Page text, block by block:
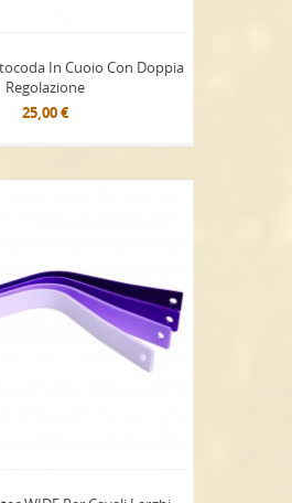
In Cuoio Con Doppia
Regolazione
25,00 €